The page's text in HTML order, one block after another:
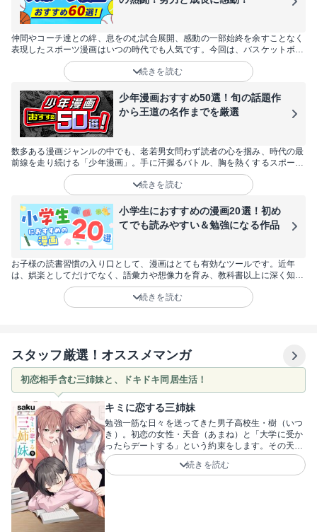
仲間やコーチ達との絆、息をのむ試合展開、感動の一部始終を余すことなく
表現したスポーツ漫画はいつの時代でも人気です。今回は、バスケットボー
ル、サッカー、野球などの人気の王道スポーツ漫画だけでなく、フィギアス
ケートやダンス、自転車、陸上といったマイナーなスポーツ漫画まで60作品
を厳選してお届けします！スポーツ漫画が好きな方はもちろん、「試しに読
んでみたい」と思っている方や女性にも楽しめる作品が目白押しです。
続きを読む
少年漫画おすすめ50選！旬の話題作
から王道の名作までを厳選
数多ある漫画ジャンルの中でも、老若男女問わず読者の心を掴み、時代の最
前線を走り続ける「少年漫画」。手に汗握るバトル、胸を熱くするスポー
ツ、そしてSNSで爆発的な話題を呼ぶ最新作まで、その魅力は尽きることが
ありません。今回は、2026年にさらなる飛躍が期待される注目作から、世
代を超えて愛され続ける不朽の名作まで、おすすめの50作品を厳選しまし
た。あなたの日常に彩りと刺激をくれる、最高の一冊をここから見つけてく
ださい。
続きを読む
小学生におすすめの漫画20選！初め
てでも読みやすい＆勉強になる作品
お子様の読書習慣の入り口として、漫画はとても有効なツールです。近年
は、娯楽としてだけでなく、語彙力や想像力を育み、教科書以上に深く知識
を学べる作品も増えています。しかし、「何から読ませればいい？」「内容
が難しくないかな？」と悩む親御さんも多いはず。そこで今回は、低学年か
ら楽しめる読みやすい作品や、学習の助けになる名作まで、小学生に今こそ
続きを読む
スタッフ厳選！オススメマンガ
初恋相手含む三姉妹と、ドキドキ同居生活！
キミに恋する三姉妹
勉強一筋な日々を送ってきた男子高校生・樹（いつ
き）。初恋の女性・天音（あまね）と「大学に受か
ったらデートする」という約束をします。その天音
と、彼女の姉妹である詩音（しおん）・萌音（も
ね）の3人と同居することになって……！？父を亡
続きを読む